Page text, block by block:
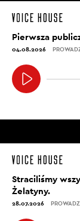
Pierwsza
04.08.2026
Straciliśmy
Żelatyny.
28.07.2026